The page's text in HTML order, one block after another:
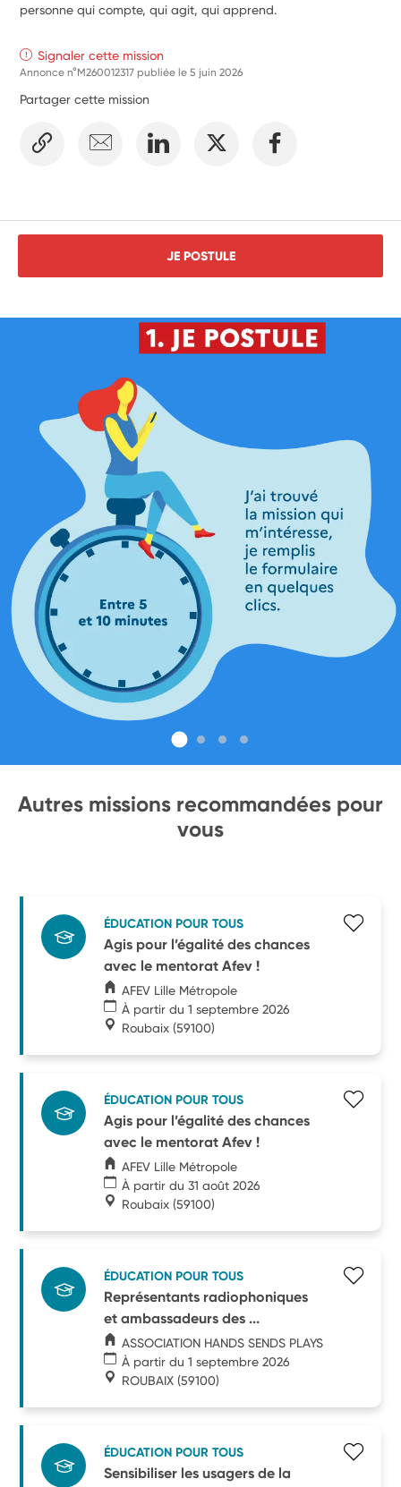
personne qui compte, qui agit, qui apprend.
Signaler cette mission
Annonce n°M260012317 publiée le5 juin 2026
Partager cette mission
JE POSTULE
Autres missions recommandées pour
vous
ÉDUCATION POUR TOUS
Agis pour l’égalité des chances
avec le mentorat Afev !
AFEV Lille Métropole
À partir du 1 septembre 2026
Roubaix (59100)
ÉDUCATION POUR TOUS
Agis pour l’égalité des chances
avec le mentorat Afev !
AFEV Lille Métropole
À partir du 31 août 2026
Roubaix (59100)
ÉDUCATION POUR TOUS
Représentants radiophoniques
et ambassadeurs des ...
ASSOCIATION HANDS SENDS PLAYS
À partir du 1 septembre 2026
ROUBAIX (59100)
ÉDUCATION POUR TOUS
Sensibiliser les usagers de la